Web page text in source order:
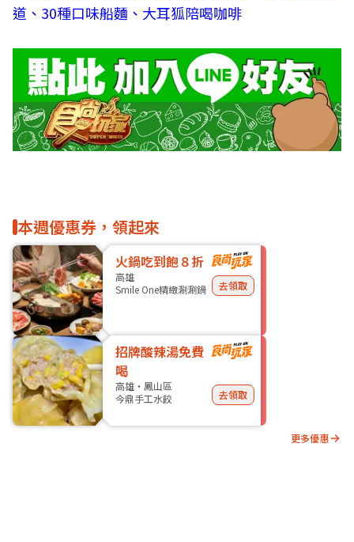
道、30種口味船麵、大耳狐陪喝咖啡
本週優惠券，領起來
火鍋吃到飽８折
高雄
Smile One精緻涮涮鍋
去領取
招牌酸辣湯免費
喝
高雄・鳳山區
今鼎手工水餃
去領取
更多優惠